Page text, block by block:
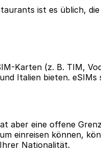
ist es üblich,
Karten (z. B. TIM,
Italien bieten. eSIMs
aber eine offene
einreisen können,
Nationalität.